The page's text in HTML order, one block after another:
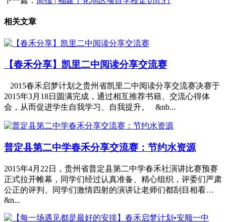
相关文章
【春禾分享】凯里二中阅读分享交流赛
2015春禾启梦计划之贵州省凯里二中阅读分享交流赛决赛于
2015年3月18日圆满完成，通过相互推荐书籍、交流心得体
会，从而促进学生自我学习、自我提升。 &nb...
普定县第二中学春禾分享交流赛：节约水资源
2015年4月22日，贵州省普定县第二中学春禾社演讲比赛预赛
正式拉开帷幕，同学们经过认真准备、精心组织，评委们严肃
公正的评判、同学们激情四射的演讲让老师们都刮目相看…
&n...